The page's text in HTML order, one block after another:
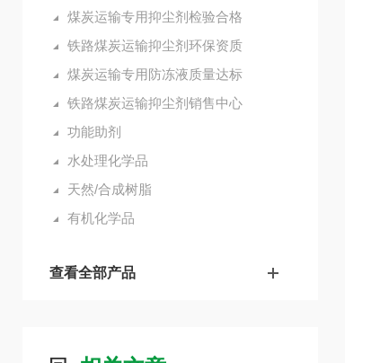
煤炭运输专用抑尘剂检验合格
铁路煤炭运输抑尘剂环保资质
煤炭运输专用防冻液质量达标
铁路煤炭运输抑尘剂销售中心
功能助剂
水处理化学品
天然/合成树脂
有机化学品
查看全部产品